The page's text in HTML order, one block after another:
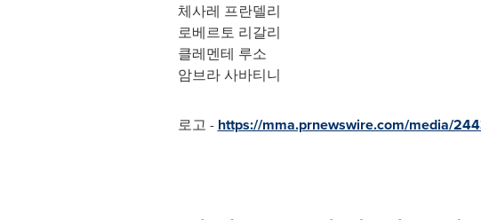
체사레 프란델리
로베르토 리갈리
클레멘테 루소
암브라 사바티니
로고 - https://mma.prnewswire.com/media/